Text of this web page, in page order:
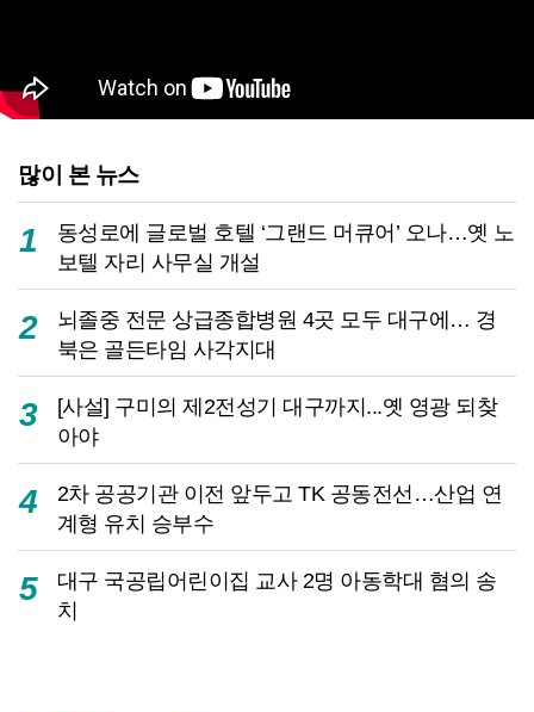
많이 본 뉴스
1
동성로에 글로벌 호텔 ‘그랜드 머큐어’ 오나…옛 노
보텔 자리 사무실 개설
2
뇌졸중 전문 상급종합병원 4곳 모두 대구에… 경
북은 골든타임 사각지대
3
[사설] 구미의 제2전성기 대구까지...옛 영광 되찾
아야
4
2차 공공기관 이전 앞두고 TK 공동전선…산업 연
계형 유치 승부수
5
대구 국공립어린이집 교사 2명 아동학대 혐의 송
치